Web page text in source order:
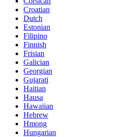
Croatian
Dutch
Estonian
Filipino
Finnish
Frisian
Galician
Georgian
Gujarati
Haitian
Hausa
Hawaiian
Hebrew
Hmong
Hungarian